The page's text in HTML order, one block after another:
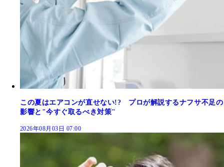
この夏はエアコンが直せない!? プロが解説するナフサ不足の
影響と"今すぐ取るべき対策"
2026年08月03日 07:00